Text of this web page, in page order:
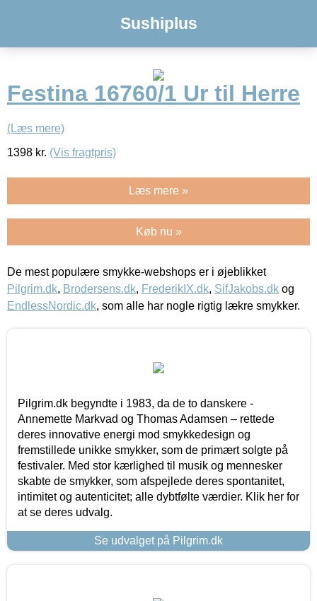
Sushiplus
Festina 16760/1 Ur til Herre
(Læs mere)
1398 kr. (Vis fragtpris)
Læs mere »
Køb nu »
De mest populære smykke-webshops er i øjeblikket
Pilgrim.dk, Brodersens.dk, FrederikIX.dk, SifJakobs.dk og
EndlessNordic.dk, som alle har nogle rigtig lækre smykker.
Pilgrim.dk begyndte i 1983, da de to danskere -
Annemette Markvad og Thomas Adamsen – rettede
deres innovative energi mod smykkedesign og
fremstillede unikke smykker, som de primært solgte på
festivaler. Med stor kærlighed til musik og mennesker
skabte de smykker, som afspejlede deres spontanitet,
intimitet og autenticitet; alle dybtfølte værdier. Klik her for
at se deres udvalg.
Se udvalget på Pilgrim.dk